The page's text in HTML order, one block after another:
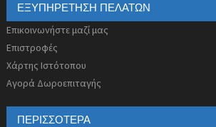
ΕΞΥΠΗΡΈΤΗΣΗ ΠΕΛΑΤΏΝ
Επικοινωνήστε μαζί μας
Επιστροφές
Χάρτης Ιστότοπου
Αγορά Δωροεπιταγής
ΠΕΡΙΣΣΌΤΕΡΑ